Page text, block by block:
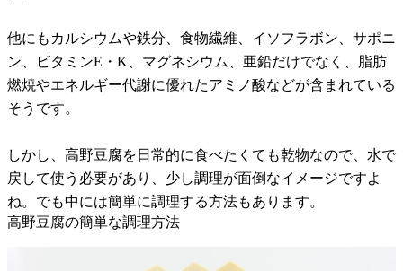
他にもカルシウムや鉄分、食物繊維、イソフラボン、サポニ
ン、ビタミンE・K、マグネシウム、亜鉛だけでなく、脂肪
燃焼やエネルギー代謝に優れたアミノ酸などが含まれている
そうです。
しかし、高野豆腐を日常的に食べたくても乾物なので、水で
戻して使う必要があり、少し調理が面倒なイメージですよ
ね。でも中には簡単に調理する方法もあります。
高野豆腐の簡単な調理方法